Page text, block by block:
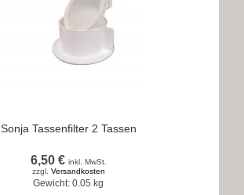
Sonja Tassenfilter 2 Tassen
6,50 € inkl. MwSt.
zzgl. Versandkosten
Gewicht: 0.05 kg